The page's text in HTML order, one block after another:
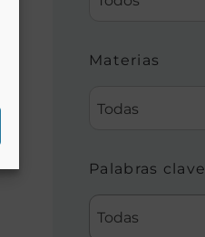
Materias
Todas
Palabras clave
Todas